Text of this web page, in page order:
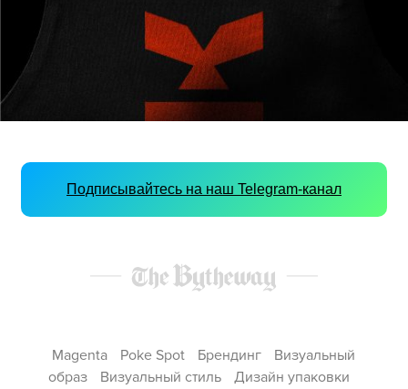
Подписывайтесь на наш Telegram-канал
Magenta Poke Spot Брендинг
Визуальный
образ
Визуальный стиль
Дизайн упаковки